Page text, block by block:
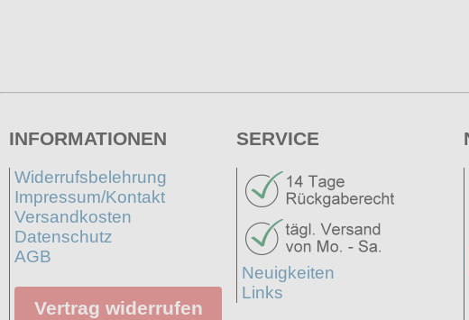
INFORMATIONEN
Widerrufsbelehrung
Impressum/Kontakt
Versandkosten
Datenschutz
AGB
Vertrag widerrufen
SERVICE
Neuigkeiten
Links